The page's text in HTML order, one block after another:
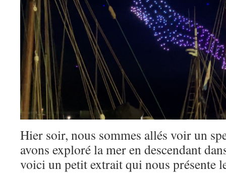
Hier soir, nous sommes allés voir un
avons exploré la mer en descendant
voici un petit extrait qui nous présente